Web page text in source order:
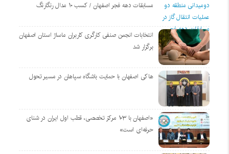
مسابقات دهه فجر اصفهان / کسب ۱۰ مدال رنگارنگ
انتخابات انجمن صنفی کارگری کاربران ماساژ استان اصفهان
برگزار شد
هاکی اصفهان با حمایت باشگاه سپاهان در مسیر تحول
«اصفهان با ۱۰۳ مرکز تخصصی، قطب اول ایران در شنای
حرفه‌ای است»